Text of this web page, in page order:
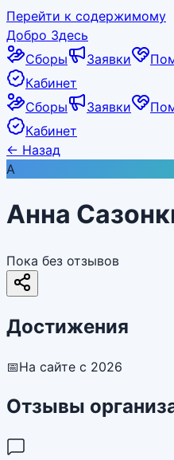
Перейти к содержимому
Добро Здесь
Сборы
Заявки
Кабинет
Сборы
Заявки
Кабинет
← Назад
А
Анна
Пока без отзывов
Достижения
📅На сайте с 2026
Отзывы